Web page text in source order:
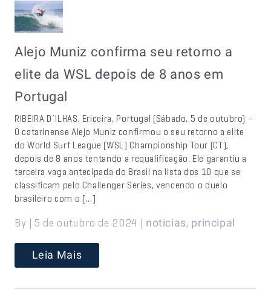
Alejo Muniz confirma seu retorno a
elite da WSL depois de 8 anos em
Portugal
RIBEIRA D´ILHAS, Ericeira, Portugal (Sábado, 5 de outubro) –
O catarinense Alejo Muniz confirmou o seu retorno a elite
do World Surf League (WSL) Championship Tour (CT),
depois de 8 anos tentando a requalificação. Ele garantiu a
terceira vaga antecipada do Brasil na lista dos 10 que se
classificam pelo Challenger Series, vencendo o duelo
brasileiro com o […]
By | 5 de outubro de 2024 | noticias, principal
Leia Mais